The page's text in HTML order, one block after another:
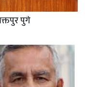
पुगे